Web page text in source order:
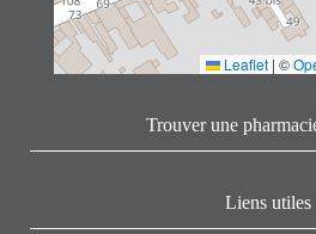
Leaflet | ©
Trouver une
Liens utiles